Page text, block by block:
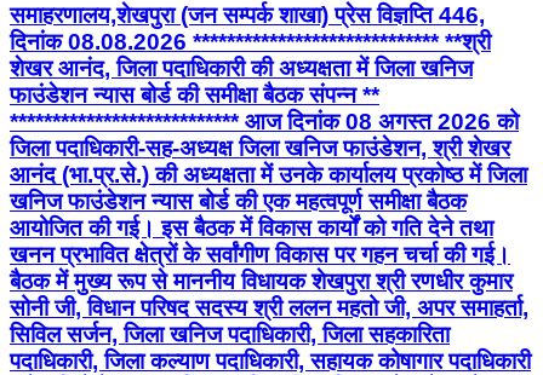
समाहरणालय,शेखपुरा (जन सम्पर्क शाखा) प्रेस विज्ञप्ति 446,
दिनांक 08.08.2026 ***************************** **श्री
शेखर आनंद, जिला पदाधिकारी की अध्यक्षता में जिला खनिज
फाउंडेशन न्यास बोर्ड की समीक्षा बैठक संपन्न **
*************************** आज दिनांक 08 अगस्त 2026 को
जिला पदाधिकारी-सह-अध्यक्ष जिला खनिज फाउंडेशन, श्री शेखर
आनंद (भा.प्र.से.) की अध्यक्षता में उनके कार्यालय प्रकोष्ठ में जिला
खनिज फाउंडेशन न्यास बोर्ड की एक महत्वपूर्ण समीक्षा बैठक
आयोजित की गई। इस बैठक में विकास कार्यों को गति देने तथा
खनन प्रभावित क्षेत्रों के सर्वांगीण विकास पर गहन चर्चा की गई।
बैठक में मुख्य रूप से माननीय विधायक शेखपुरा श्री रणधीर कुमार
सोनी जी, विधान परिषद सदस्य श्री ललन महतो जी, अपर समाहर्ता,
सिविल सर्जन, जिला खनिज पदाधिकारी, जिला सहकारिता
पदाधिकारी, जिला कल्याण पदाधिकारी, सहायक कोषागार पदाधिकारी